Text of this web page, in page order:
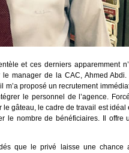
et ces derniers apparemment
manager de la CAC, Ahmed
proposé un recrutement
le personnel de l’agence.
le gâteau, le cadre de travail est
le nombre de bénéficiaires. Il
que le privé laisse une chance